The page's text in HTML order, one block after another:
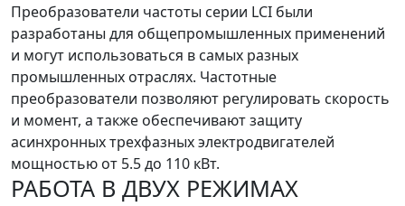
Преобразователи частоты серии LCI были
разработаны для общепромышленных применений
и могут использоваться в самых разных
промышленных отраслях. Частотные
преобразователи позволяют регулировать скорость
и момент, а также обеспечивают защиту
асинхронных трехфазных электродвигателей
мощностью от 5.5 до 110 кВт.
РАБОТА В ДВУХ РЕЖИМАХ